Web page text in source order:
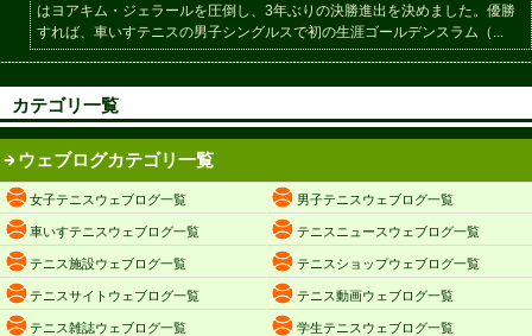
はヨアキム・ジェラールを圧倒し、3年ぶりの決勝進出を決めました。優勝
すれば、車いすテニスの男子シングルスで初の生涯ゴールデンスラム（...
カテゴリ一覧
ウェブログカテゴリ一覧
女子テニスウェブログ一覧 男子テニスウェブログ一覧
車いすテニスウェブログ一覧 テニスニュースウェブログ一覧
テニス施設ウェブログ一覧 テニスショップウェブログ一覧
テニスサイトウェブログ一覧 テニス動画ウェブログ一覧
テニス雑誌ウェブログ一覧 学生テニスウェブログ一覧